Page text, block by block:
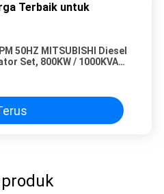
Terbaik untuk
50HZ MITSUBISHI Diesel
Set, 800KW / 1000KVA